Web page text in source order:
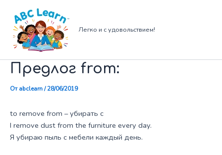
содержимому
Легко и с удовольствием!
Предлог from:
Отabclearn/28/06/2019
to remove from – убирать с
I remove dust from the furniture every day.
Я убираю пыль с мебели каждый день.